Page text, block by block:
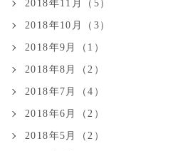
2018年11月（5）
2018年10月（3）
2018年9月（1）
2018年8月（2）
2018年7月（4）
2018年6月（2）
2018年5月（2）